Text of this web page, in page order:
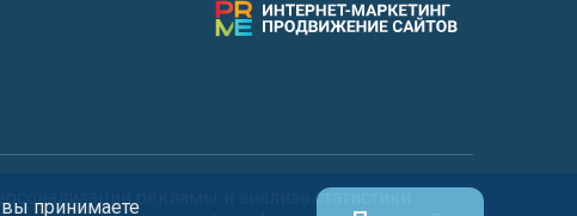
рекламы и анализа статистики
принимаете